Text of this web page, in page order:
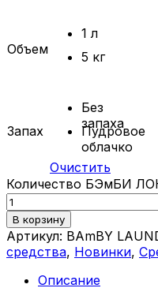
Объем
1 л
5 кг
Запах
Без
запаха
Пудровое
облачко
Очистить
Количество БЭмБИ
В корзину
Артикул: BAmBY
средства, Новинки,
Описание